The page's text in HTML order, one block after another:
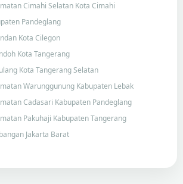
Cimahi Selatan Kota Cimahi
Pandeglang
Kota Cilegon
Kota Tangerang
Kota Tangerang Selatan
Warunggunung Kabupaten Lebak
Cadasari Kabupaten Pandeglang
Pakuhaji Kabupaten Tangerang
Jakarta Barat